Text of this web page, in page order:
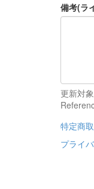
備考(ラ
更新対
特定商
プライ